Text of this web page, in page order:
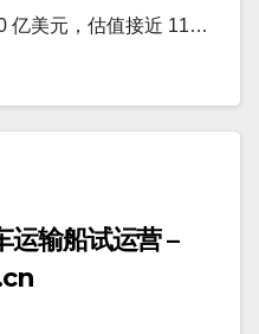
亿美元，估值接近 11…
运输船试运营 –